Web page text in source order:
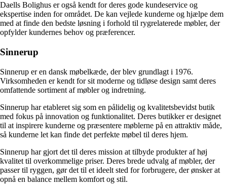
Daells Bolighus er også kendt for deres gode kundeservice og
ekspertise inden for området. De kan vejlede kunderne og hjælpe dem
med at finde den bedste løsning i forhold til rygrelaterede møbler, der
opfylder kundernes behov og præferencer.
Sinnerup
Sinnerup er en dansk møbelkæde, der blev grundlagt i 1976.
Virksomheden er kendt for sit moderne og tidløse design samt deres
omfattende sortiment af møbler og indretning.
Sinnerup har etableret sig som en pålidelig og kvalitetsbevidst butik
med fokus på innovation og funktionalitet. Deres butikker er designet
til at inspirere kunderne og præsentere møblerne på en attraktiv måde,
så kunderne let kan finde det perfekte møbel til deres hjem.
Sinnerup har gjort det til deres mission at tilbyde produkter af høj
kvalitet til overkommelige priser. Deres brede udvalg af møbler, der
passer til ryggen, gør det til et ideelt sted for forbrugere, der ønsker at
opnå en balance mellem komfort og stil.